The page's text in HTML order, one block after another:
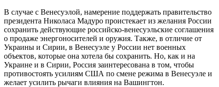
В случае с Венесуэлой, намерение поддержать правительство
президента Николаса Мадуро проистекает из желания России
сохранить действующие российско-венесуэльские соглашения
о продаже энергоносителей и оружия. Также, в отличие от
Украины и Сирии, в Венесуэле у России нет военных
объектов, которые она хотела бы сохранить. Но, как и на
Украине и в Сирии, Россия заинтересована в том, чтобы
противостоять усилиям США по смене режима в Венесуэле и
желает усилить рычаги влияния на Вашингтон.